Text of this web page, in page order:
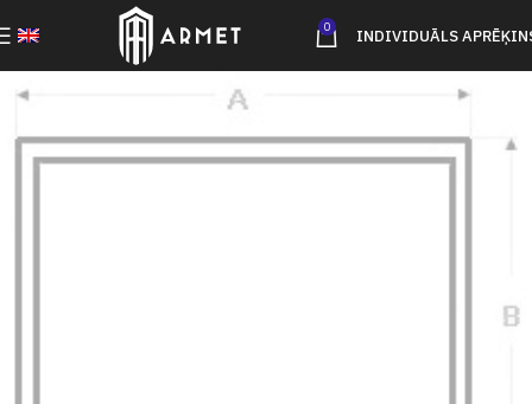
0 INDIVIDUĀLS